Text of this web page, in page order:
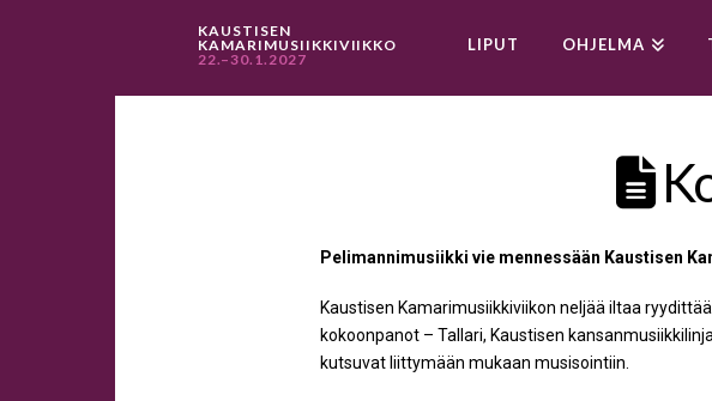
KAUSTISEN
KAMARIMUSIIKKIVIIKKO
22.–30.1.2027
LIPUT OHJELMA
Pelimannimusiikki vie mennessään Kaustisen
Kaustisen Kamarimusiikkiviikon neljää iltaa
kokoonpanot – Tallari, Kaustisen
kutsuvat liittymään mukaan musisointiin.